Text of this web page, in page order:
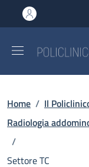
al contenuto
to footer content
Briciole
Home / Il
Radiologia
/
Settore TC